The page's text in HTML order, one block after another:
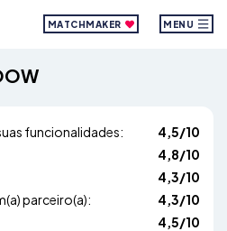
MATCHMAKER MENU
funcionalidades:
4,5/10
4,8/10
4,3/10
parceiro(a):
4,3/10
4,5/10